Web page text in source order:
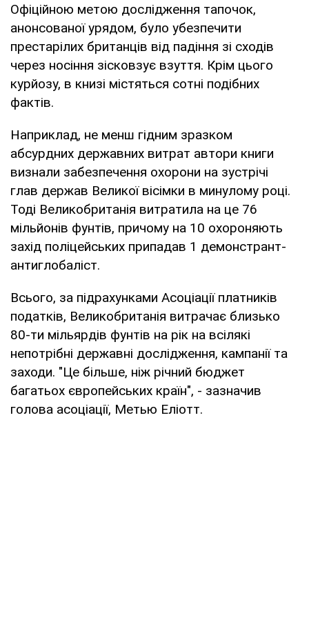
Офіційною метою дослідження тапочок,
анонсованої урядом, було убезпечити
престарілих британців від падіння зі сходів
через носіння зісковзує взуття. Крім цього
курйозу, в книзі містяться сотні подібних
фактів.
Наприклад, не менш гідним зразком
абсурдних державних витрат автори книги
визнали забезпечення охорони на зустрічі
глав держав Великої вісімки в минулому році.
Тоді Великобританія витратила на це 76
мільйонів фунтів, причому на 10 охороняють
захід поліцейських припадав 1 демонстрант-
антиглобаліст.
Всього, за підрахунками Асоціації платників
податків, Великобританія витрачає близько
80-ти мільярдів фунтів на рік на всілякі
непотрібні державні дослідження, кампанії та
заходи. "Це більше, ніж річний бюджет
багатьох європейських країн", - зазначив
голова асоціації, Метью Еліотт.